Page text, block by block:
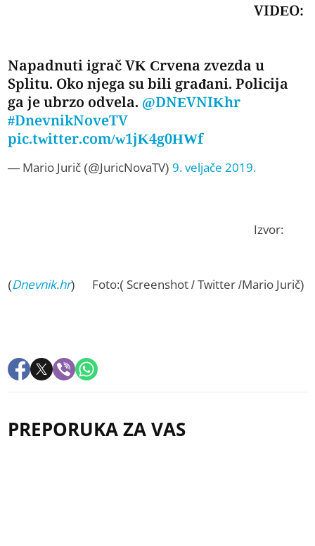
VIDEO:
Napadnuti igrač VK Crvena zvezda u
Splitu. Oko njega su bili građani. Policija
ga je ubrzo odvela. @DNEVNIKhr
#DnevnikNoveTV
pic.twitter.com/w1jK4g0HWf
— Mario Jurič (@JuricNovaTV)9. veljače 2019.
Izvor:
(Dnevnik.hr) Foto:( Screenshot / Twitter /Mario Jurič)
PREPORUKA ZA VAS